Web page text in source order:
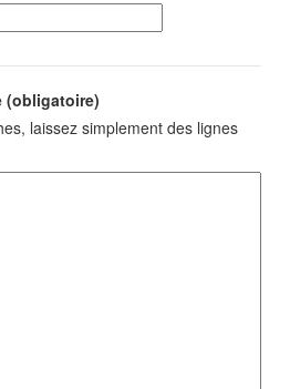
(obligatoire)
laissez simplement des lignes